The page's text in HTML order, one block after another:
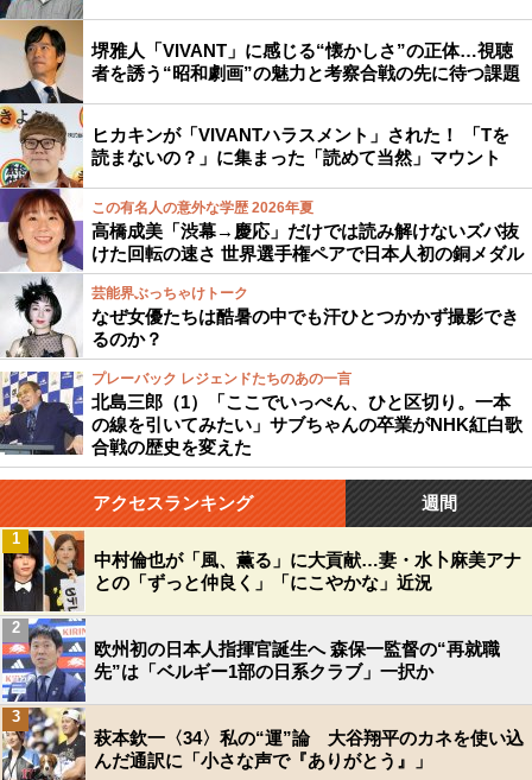
堺雅人「VIVANT」に感じる“懐かしさ”の正体…視聴
者を誘う“昭和劇画”の魅力と考察合戦の先に待つ課題
ヒカキンが「VIVANTハラスメント」された！ 「Tを
読まないの？」に集まった「読めて当然」マウント
この有名人の意外な学歴 2026年夏
高橋成美「渋幕→慶応」だけでは読み解けないズバ抜
けた回転の速さ 世界選手権ペアで日本人初の銅メダル
芸能界ぶっちゃけトーク
なぜ女優たちは酷暑の中でも汗ひとつかかず撮影でき
るのか？
プレーバック レジェンドたちのあの一言
北島三郎（1）「ここでいっぺん、ひと区切り。一本
の線を引いてみたい」サブちゃんの卒業がNHK紅白歌
合戦の歴史を変えた
アクセスランキング 週間
中村倫也が「風、薫る」に大貢献…妻・水卜麻美アナ
との「ずっと仲良く」「にこやかな」近況
1
欧州初の日本人指揮官誕生へ 森保一監督の“再就職
先”は「ベルギー1部の日系クラブ」一択か
2
萩本欽一〈34〉私の“運”論 大谷翔平のカネを使い込
んだ通訳に「小さな声で『ありがとう』」
3